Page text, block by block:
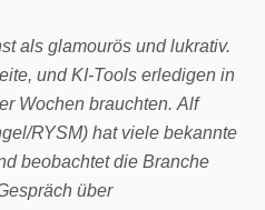
als glamourös und lukrativ.
und KI-Tools erledigen in
Wochen brauchten. Alf
RYSM) hat viele bekannte
beobachtet die Branche
über